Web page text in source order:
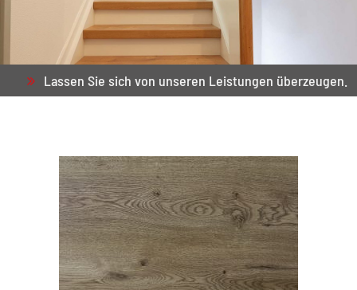
Lassen Sie sich von unseren Leistungen überzeugen.